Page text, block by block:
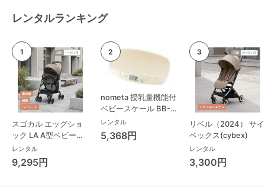
レンタルランキング
スゴカル エッグショ
ック LA A型ベビーカ
ー コンビ(Combi)
レンタル
9,295円
nometa 授乳量機能付
ベビースケール BB-
105 タニタ(TANITA)
ベビースケール・体重
計
レンタル
5,368円
リベル（2024） サイ
ベックス(cybex)
レンタル
3,300円